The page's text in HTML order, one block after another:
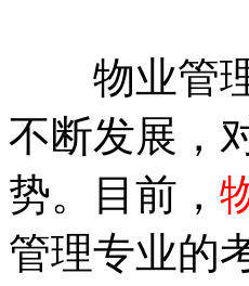
物业管理
不断发展，
势。目前，
管理专业的